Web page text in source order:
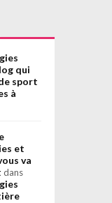
qui
sport
à
et
va
dans